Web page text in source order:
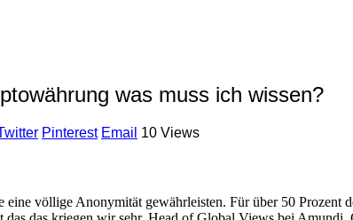
was muss ich wissen?
Pinterest Email 10 Views
völlige Anonymität gewährleisten. Für über 50 Prozent